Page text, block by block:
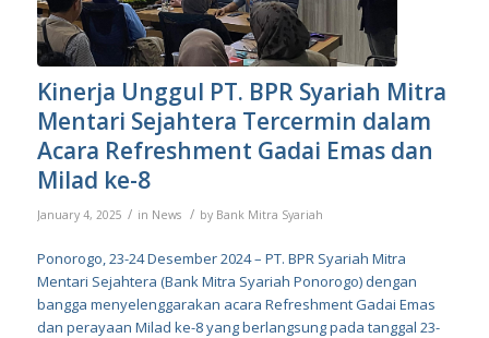
Kinerja Unggul PT. BPR Syariah Mitra
Mentari Sejahtera Tercermin dalam
Acara Refreshment Gadai Emas dan
Milad ke-8
January 4, 2025 / in News / by Bank Mitra Syariah
Ponorogo, 23-24 Desember 2024 – PT. BPR Syariah Mitra
Mentari Sejahtera (Bank Mitra Syariah Ponorogo) dengan
bangga menyelenggarakan acara Refreshment Gadai Emas
dan perayaan Milad ke-8 yang berlangsung pada tanggal 23-